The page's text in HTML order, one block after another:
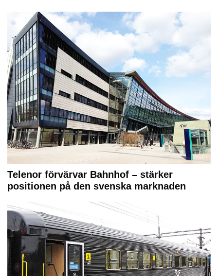
Telenor förvärvar Bahnhof – stärker
positionen på den svenska marknaden